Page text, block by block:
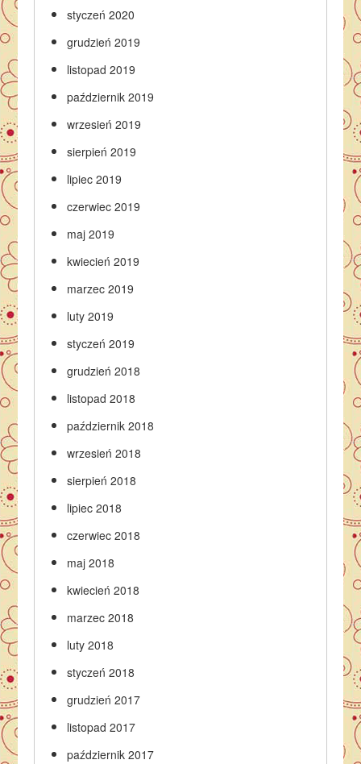
styczeń 2020
grudzień 2019
listopad 2019
październik 2019
wrzesień 2019
sierpień 2019
lipiec 2019
czerwiec 2019
maj 2019
kwiecień 2019
marzec 2019
luty 2019
styczeń 2019
grudzień 2018
listopad 2018
październik 2018
wrzesień 2018
sierpień 2018
lipiec 2018
czerwiec 2018
maj 2018
kwiecień 2018
marzec 2018
luty 2018
styczeń 2018
grudzień 2017
listopad 2017
październik 2017